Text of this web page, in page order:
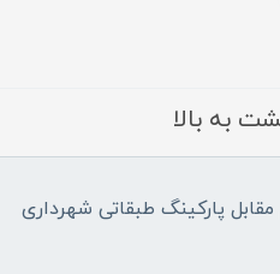
به بالا
پارکینگ طبقاتی شهرداری